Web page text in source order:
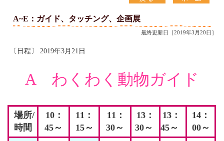
A~E：ガイド、タッチング、企画展
最終更新日［2019年3月20日］
〔日程〕 2019年3月21日
A わくわく動物ガイド
場所/
時間
10：
45～
11：
15～
11：
30～
13：
30～
13：
45～
14：
00～